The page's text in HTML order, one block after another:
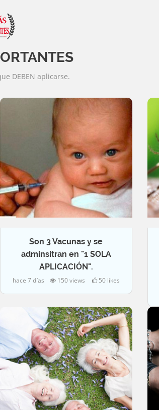
DEBEN aplicarse.
Son 3 Vacunas y se
adminsitran en "1 SOLA
APLICACIÓN".
hace 7 días 150 views 50 likes